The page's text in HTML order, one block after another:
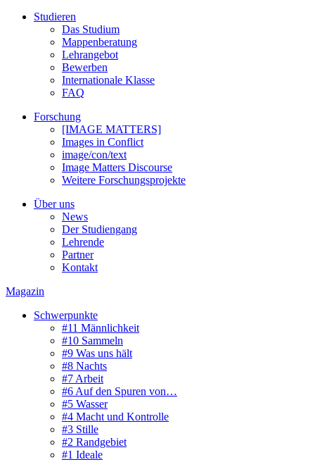
Studieren
Das Studium
Mappenberatung
Lehrangebot
Bewerben
Internationale Klasse
FAQ
Forschung
[IMAGE MATTERS]
Images in Conflict
image/con/text
Image Matters Discourse
Weitere Forschungsprojekte
Über uns
News
Der Studiengang
Lehrende
Partner
Kontakt
Magazin
Schwerpunkte
#11 Männlichkeit
#10 Sammeln
#9 Was uns hält
#8 Nachts
#7 Arbeit
#6 Auf den Spuren von…
#5 Wasser
#4 Macht und Kontrolle
#3 Stille
#2 Randgebiet
#1 Ideale